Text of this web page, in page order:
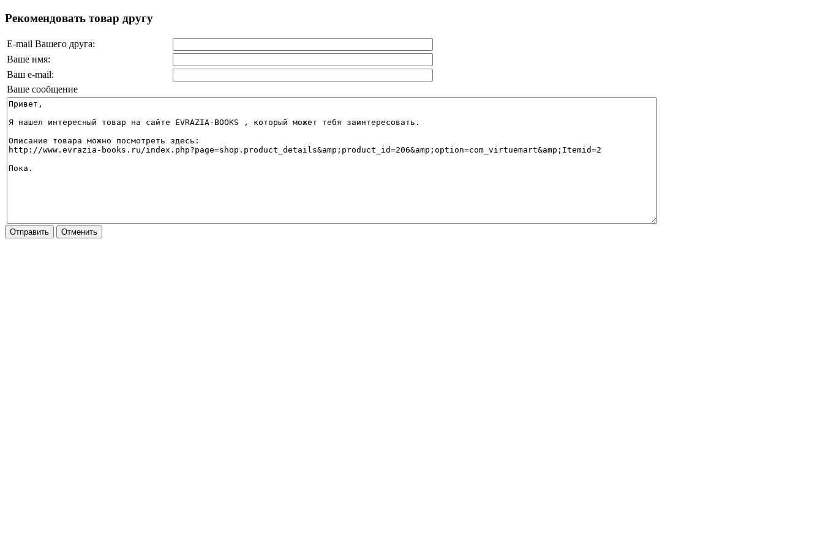
Рекомендовать товар другу
E-mail Вашего друга:
Ваше имя:
Ваш e-mail:
Ваше сообщение